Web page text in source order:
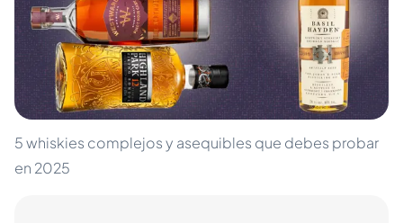
5 whiskies complejos y asequibles que debes probar
en 2025